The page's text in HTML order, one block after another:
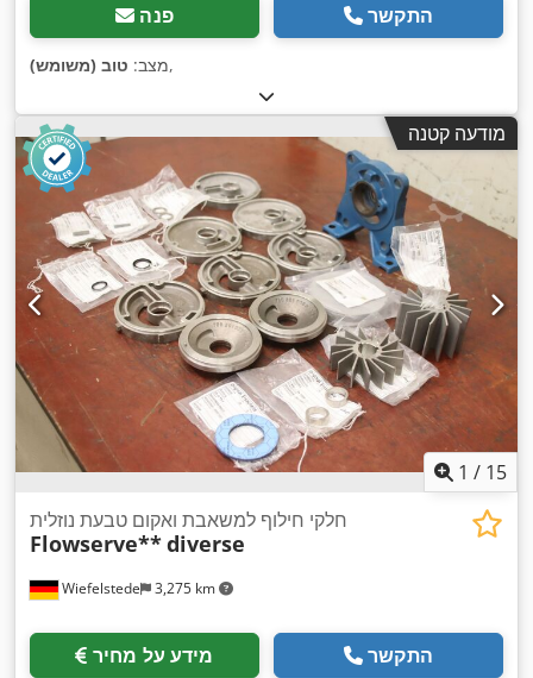
פנה התקשר
מצב: טוב (משומש) ,
מודעה קטנה
1 / 15
Wiefelstede 3,275 km
חלקי חילוף למשאבת ואקום טבעת נוזלית
Flowserve**diverse
מידע על מחיר התקשר